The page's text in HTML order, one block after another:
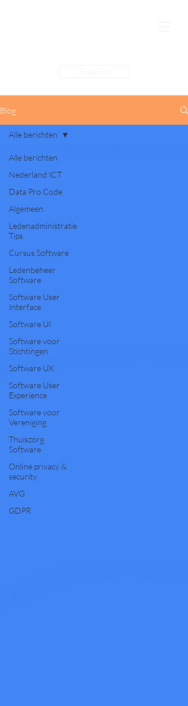
Blog
Alle berichten
Nederland ICT
Data Pro Code
Algemeen
Ledenadministratie
Tips
Cursus Software
Ledenbeheer
Software
Software User
Interface
Software UI
Software voor
Stichtingen
Software UX
Software User
Experience
Software voor
Vereniging
Thuiszorg
Software
Online privacy &
security
AVG
GDPR
Alle berichten